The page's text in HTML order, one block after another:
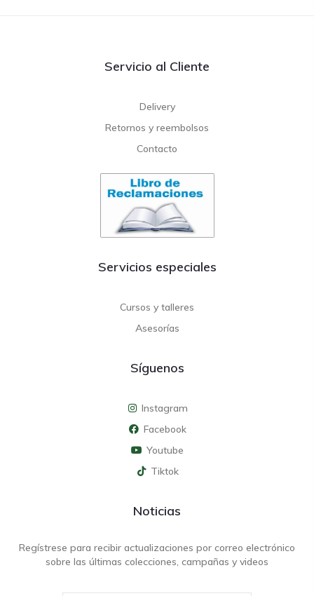
Servicio al Cliente
Delivery
Retornos y reembolsos
Contacto
Servicios especiales
Cursos y talleres
Asesorías
Síguenos
Instagram
Facebook
Youtube
Tiktok
Noticias
Regístrese para recibir actualizaciones por correo electrónico
sobre las últimas colecciones, campañas y videos